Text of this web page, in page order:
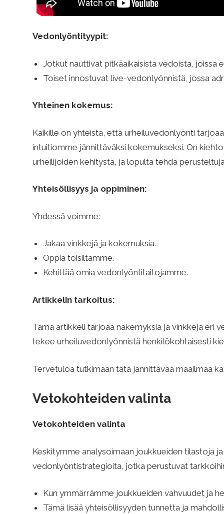
n
.
c
o
m
–
e
d
o
n
l
y
ö
n
Vedonlyöntityypit:
Jotkut nauttivat pitkäaikaisista vedoista, joissa
Toiset innostuvat live-vedonlyönnistä, jossa
Yhteinen kokemus:
Kaikille on yhteistä, että urheiluvedonlyönti
intuitiomme jännittäväksi kokemukseksi. On
urheilijoiden kehitystä, ja lopulta tehdä
Yhteisöllisyys ja oppiminen:
Yhdessä voimme:
Jakaa vinkkejä ja kokemuksia.
Oppia toisiltamme.
Kehittää omia vedonlyöntitaitojamme.
Artikkelin tarkoitus:
Tämä artikkeli tarjoaa näkemyksiä ja vinkkejä eri
tekee urheiluvedonlyönnistä henkilökohtaisesti
Tervetuloa tutkimaan tätä jännittävää maailmaa
Vetokohteiden valinta
Vetokohteiden valinta
Keskitymme analysoimaan joukkueiden tilastoja
vedonlyöntistrategioita, jotka perustuvat
Kun ymmärrämme joukkueiden vahvuudet ja
Tämä lisää yhteisöllisyyden tunnetta ja